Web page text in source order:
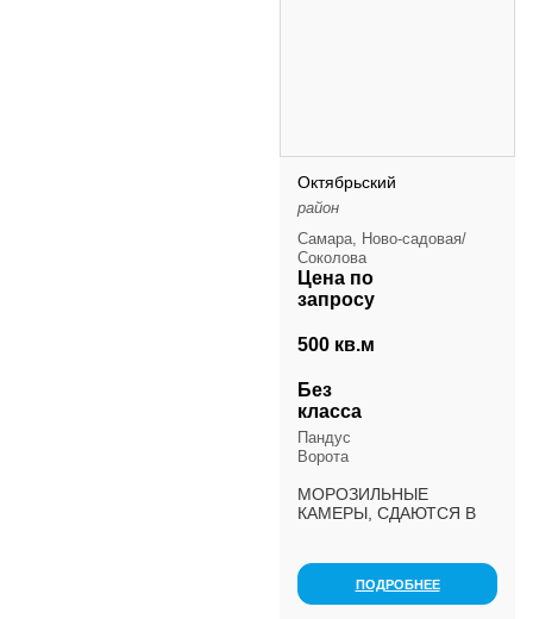
Октябрьский
район
Самара, Ново-садовая/
Соколова
Цена по
запросу
500 кв.м
Без
класса
Пандус
Ворота
МОРОЗИЛЬНЫЕ
КАМЕРЫ, СДАЮТСЯ В
(-18С) и
среднетемпературная
(+5(8) морозильные
ПОДРОБНЕЕ